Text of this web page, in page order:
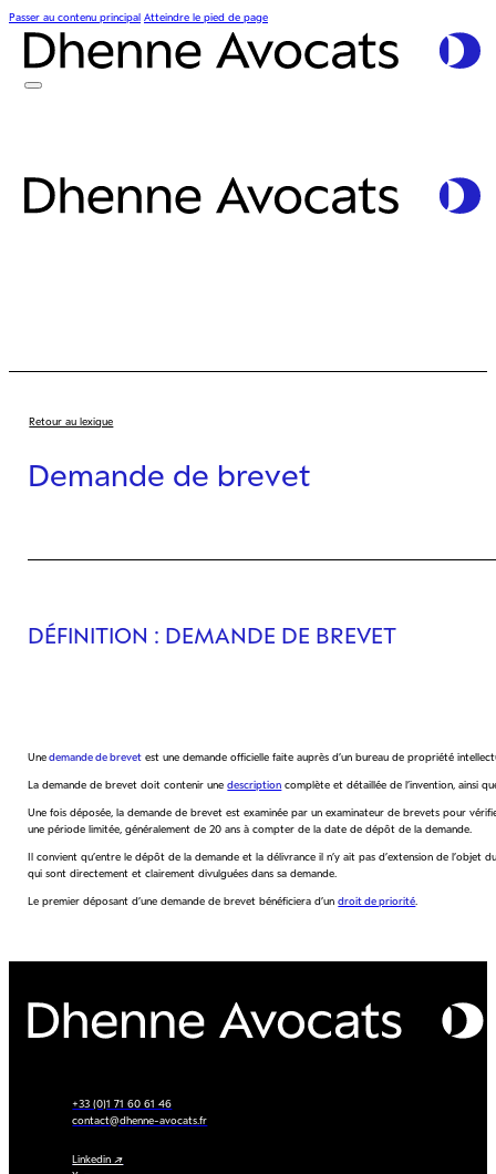
Passer au contenu principal Atteindre le pied de page
Retour au lexique
Demande de brevet
DÉFINITION : DEMANDE DE BREVET
Unedemande de brevet est une demande officielle faite auprès d’un bureau de propriété
La demande de brevet doit contenir unedescription complète et détaillée de l’invention, ainsi
Une fois déposée, la demande de brevet est examinée par un examinateur de brevets pour
une période limitée, généralement de 20 ans à compter de la date de dépôt de la demande.
Il convient qu’entre le dépôt de la demande et la délivrance il n’y ait pas d’extension de
qui sont directement et clairement divulguées dans sa demande.
Le premier déposant d’une demande de brevet bénéficiera d’undroit de priorité
+33 (0)1 71 60 61 46
contact@dhenne-avocats.fr
Linkedin ↗